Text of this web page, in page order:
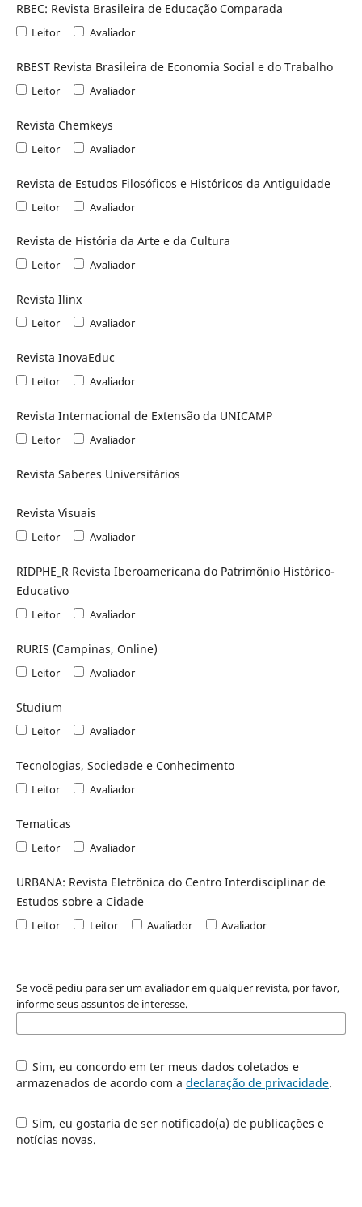
RBEC: Revista Brasileira de Educação Comparada
Leitor Avaliador
RBEST Revista Brasileira de Economia Social e do Trabalho
Leitor Avaliador
Revista Chemkeys
Leitor Avaliador
Revista de Estudos Filosóficos e Históricos da Antiguidade
Leitor Avaliador
Revista de História da Arte e da Cultura
Leitor Avaliador
Revista Ilinx
Leitor Avaliador
Revista InovaEduc
Leitor Avaliador
Revista Internacional de Extensão da UNICAMP
Leitor Avaliador
Revista Saberes Universitários
Revista Visuais
Leitor Avaliador
RIDPHE_R Revista Iberoamericana do Patrimônio Histórico-
Educativo
Leitor Avaliador
RURIS (Campinas, Online)
Leitor Avaliador
Studium
Leitor Avaliador
Tecnologias, Sociedade e Conhecimento
Leitor Avaliador
Tematicas
Leitor Avaliador
URBANA: Revista Eletrônica do Centro Interdisciplinar de
Estudos sobre a Cidade
Leitor Leitor Avaliador Avaliador
Se você pediu para ser um avaliador em qualquer revista, por favor,
informe seus assuntos de interesse.
Sim, eu concordo em ter meus dados coletados e
armazenados de acordo com a declaração de privacidade.
Sim, eu gostaria de ser notificado(a) de publicações e
notícias novas.